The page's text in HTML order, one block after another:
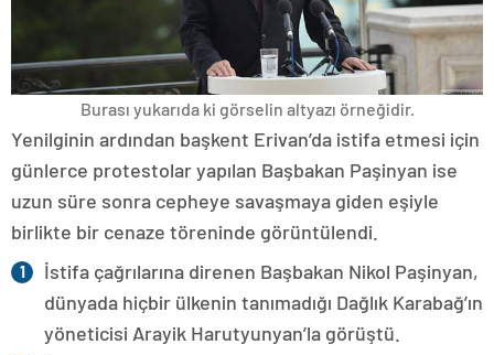
Burası yukarıda ki görselin altyazı örneğidir.
Yenilginin ardından başkent Erivan’da istifa etmesi için
günlerce protestolar yapılan Başbakan Paşinyan ise
uzun süre sonra cepheye savaşmaya giden eşiyle
birlikte bir cenaze töreninde görüntülendi.
İstifa çağrılarına direnen Başbakan Nikol Paşinyan,
dünyada hiçbir ülkenin tanımadığı Dağlık Karabağ’ın
yöneticisi Arayik Harutyunyan’la görüştü.